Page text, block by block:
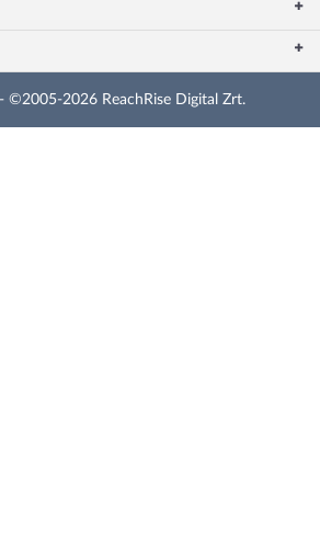
©2005-2026 ReachRise Digital Zrt.